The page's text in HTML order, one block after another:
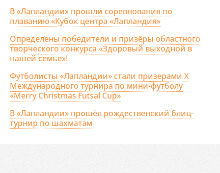
В «Лапландии» прошли соревнования по
плаванию «Кубок центра «Лапландия»
Определены победители и призёры областного
творческого конкурса «Здоровый выходной в
нашей семье»!
Футболисты «Лапландии» стали призерами X
Международного турнира по мини-футболу
«Merry Christmas Futsal Cup»
В «Лапландии» прошёл рождественский блиц-
турнир по шахматам